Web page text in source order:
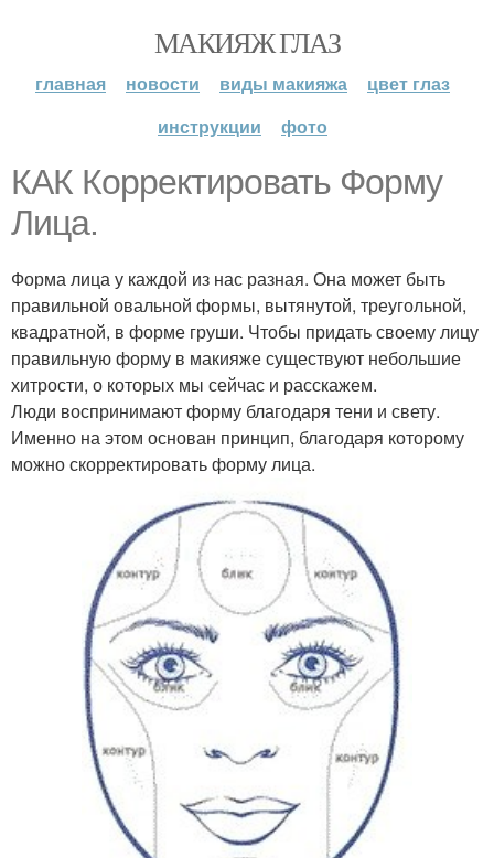
МАКИЯЖ ГЛАЗ
главная новости виды макияжа
цвет глаз
инструкции
фото
КАК Корректировать Форму
Лица.
Форма лица у каждой из нас разная. Она может быть
правильной овальной формы, вытянутой, треугольной,
квадратной, в форме груши. Чтобы придать своему лицу
правильную форму в макияже существуют небольшие
хитрости, о которых мы сейчас и расскажем.
Люди воспринимают форму благодаря тени и свету.
Именно на этом основан принцип, благодаря которому
можно скорректировать форму лица.